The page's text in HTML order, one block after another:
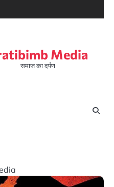
Media
समाज का दर्पण